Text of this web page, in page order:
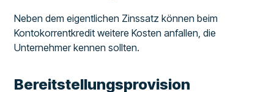
Neben dem eigentlichen Zinssatz können beim
Kontokorrentkredit weitere Kosten anfallen, die
Unternehmer kennen sollten.
Bereitstellungsprovision